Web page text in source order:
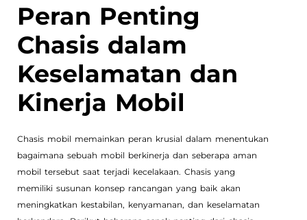
Peran Penting
Chasis dalam
Keselamatan dan
Kinerja Mobil
Chasis mobil memainkan peran krusial dalam menentukan
bagaimana sebuah mobil berkinerja dan seberapa aman
mobil tersebut saat terjadi kecelakaan. Chasis yang
memiliki susunan konsep rancangan yang baik akan
meningkatkan kestabilan, kenyamanan, dan keselamatan